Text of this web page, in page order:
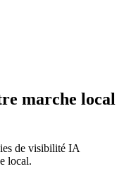
marche local
de visibilité IA
local.